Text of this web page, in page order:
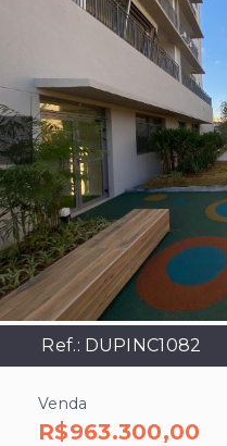
Ref.: DUPINC1082
Venda
R$963.300,00